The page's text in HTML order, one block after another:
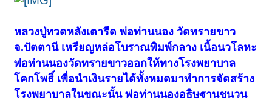
หลวงปู่ทวดหลังเตารีด พ่อท่านนอง วัดทรายขาว
จ.ปัตตานี เหรียญหล่อโบราณพิมพ์กลาง เนื้อนวโลหะ
พ่อท่านนองวัดทรายขาวออกให้ทางโรงพยาบาล
โคกโพธิ์ เพื่อนำเงินรายได้ทั้งหมดมาทำการจัดสร้าง
โรงพยาบาลในขณะนั้น พ่อท่านนองอธิษฐานชนวน